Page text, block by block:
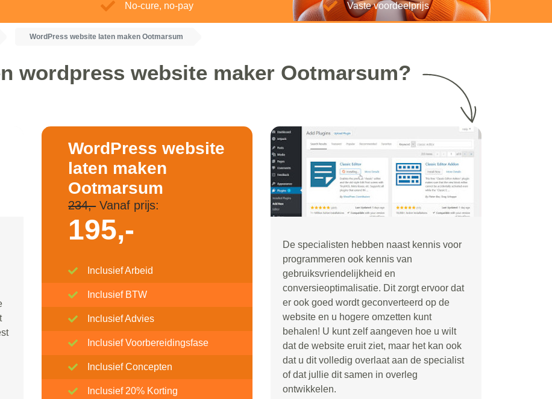
No-cure, no-pay Vaste voordeelprijs
WordPress website laten maken Ootmarsum
wordpress website maker Ootmarsum?
WordPress website
laten maken
Ootmarsum
234,-Vanaf prijs:
195,-
Inclusief Arbeid
Inclusief BTW
Inclusief Advies
Inclusief Voorbereidingsfase
Inclusief Concepten
Inclusief 20% Korting
De specialisten hebben naast kennis voor
programmeren ook kennis van
gebruiksvriendelijkheid en
conversieoptimalisatie. Dit zorgt ervoor dat
er ook goed wordt geconverteerd op de
website en u hogere omzetten kunt
behalen! U kunt zelf aangeven hoe u wilt
dat de website eruit ziet, maar het kan ook
dat u dit volledig overlaat aan de specialist
of dat jullie dit samen in overleg
ontwikkelen.